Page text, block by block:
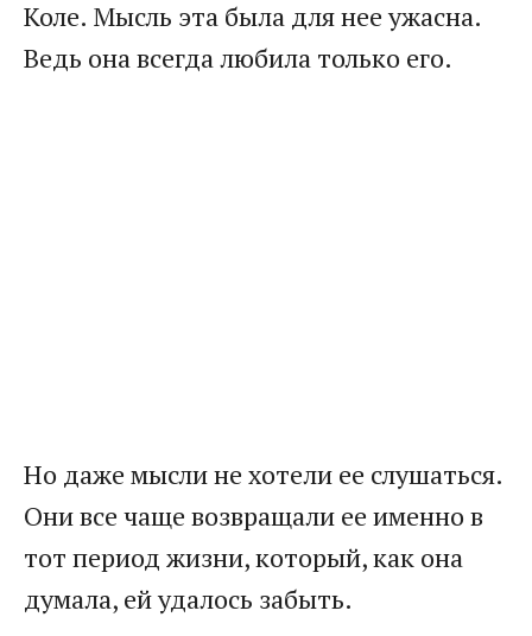
Коле. Мысль эта была для нее ужасна.
Ведь она всегда любила только его.
Но даже мысли не хотели ее слушаться.
Они все чаще возвращали ее именно в
тот период жизни, который, как она
думала, ей удалось забыть.